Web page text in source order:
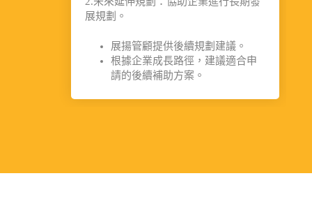
展規劃。
展揚管顧提供後續規劃建議。
根據企業成長路徑，建議適合申
請的後續補助方案。